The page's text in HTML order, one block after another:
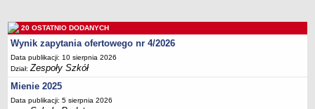
Majątek
Godziny dyżurów
Ogłoszenie
Zarządzenia
20 OSTATNIO DODANYCH
Wynik zapytania ofertowego nr 4/2026
Data publikacji: 10 sierpnia 2026
Dział:Zespoły Szkół
Mienie 2025
Data publikacji: 5 sierpnia 2026